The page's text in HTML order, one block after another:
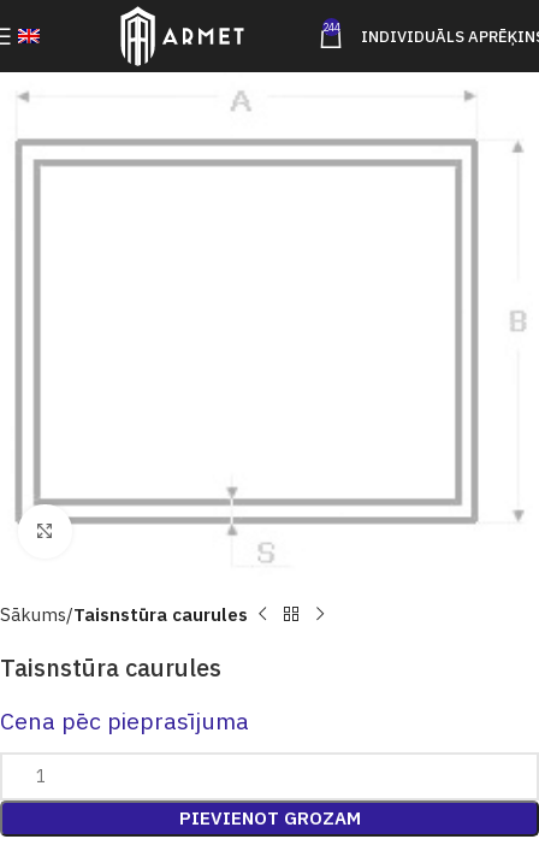
244 INDIVIDUĀLS
Click to enlarge
Sākums Taisnstūra caurules
Taisnstūra caurules
Cena pēc pieprasījuma
PIEVIENOT GROZAM